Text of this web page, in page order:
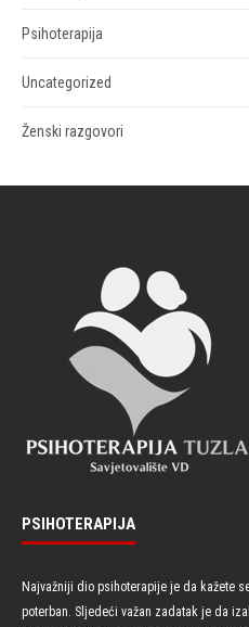
Psihoterapija
Uncategorized
Ženski razgovori
PSIHOTERAPIJA
Najvažniji dio psihoterapije je da kažete
poterban. Sljedeći važan zadatak je da